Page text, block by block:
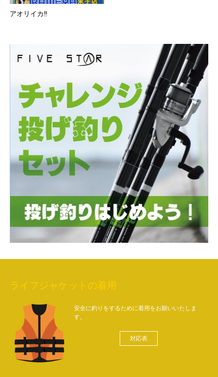
アオリイカ‼
ライフジャケットの着用
安全に釣りをするために着用をお願いいたしま
す。
対応表